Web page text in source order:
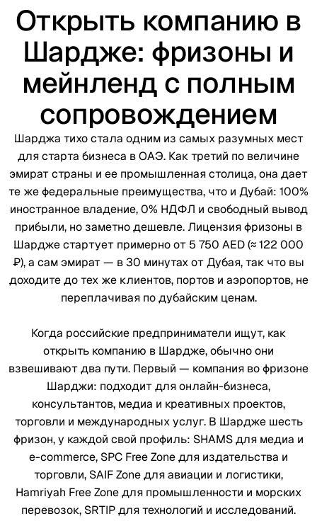
Открыть компанию в
Шардже: фризоны и
мейнленд с полным
сопровождением
Шарджа тихо стала одним из самых разумных мест
для старта бизнеса в ОАЭ. Как третий по величине
эмират страны и ее промышленная столица, она дает
те же федеральные преимущества, что и Дубай: 100%
иностранное владение, 0% НДФЛ и свободный вывод
прибыли, но заметно дешевле. Лицензия фризоны в
Шардже стартует примерно от 5 750 AED (≈ 122 000
₽), а сам эмират — в 30 минутах от Дубая, так что вы
доходите до тех же клиентов, портов и аэропортов, не
переплачивая по дубайским ценам.
Когда российские предприниматели ищут, как
открыть компанию в Шардже, обычно они
взвешивают два пути. Первый — компания во фризоне
Шарджи: подходит для онлайн-бизнеса,
консультантов, медиа и креативных проектов,
торговли и международных услуг. В Шардже шесть
фризон, у каждой свой профиль: SHAMS для медиа и
e-commerce, SPC Free Zone для издательства и
торговли, SAIF Zone для авиации и логистики,
Hamriyah Free Zone для промышленности и морских
перевозок, SRTIP для технологий и исследований.